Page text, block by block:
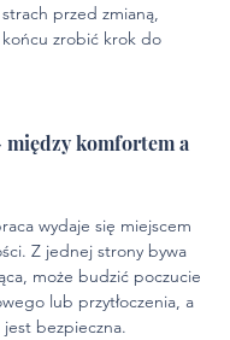
przed zmianą,
zrobić krok do
między komfortem a
wydaje się miejscem
Z jednej strony bywa
może budzić poczucie
lub przytłoczenia, a
bezpieczna.